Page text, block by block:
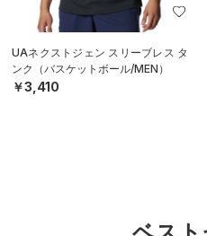
UAネクストジェン スリーブレス タ
ンク（バスケットボール/MEN）
￥3,410